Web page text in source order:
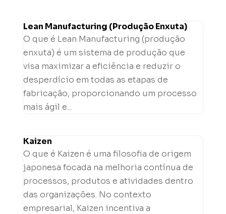
Lean Manufacturing (Produção Enxuta)
O que é Lean Manufacturing (produção
enxuta) é um sistema de produção que
visa maximizar a eficiência e reduzir o
desperdício em todas as etapas de
fabricação, proporcionando um processo
mais ágil e...
Kaizen
O que é Kaizen é uma filosofia de origem
japonesa focada na melhoria contínua de
processos, produtos e atividades dentro
das organizações. No contexto
empresarial, Kaizen incentiva a